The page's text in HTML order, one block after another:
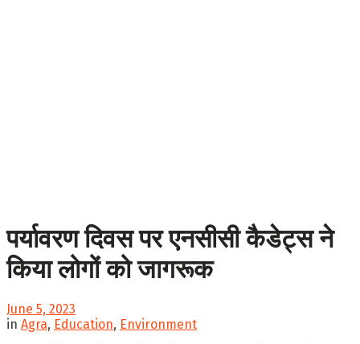
पर्यावरण दिवस पर एनसीसी कैडेट्स ने
किया लोगों को जागरूक
June 5, 2023
in Agra, Education, Environment